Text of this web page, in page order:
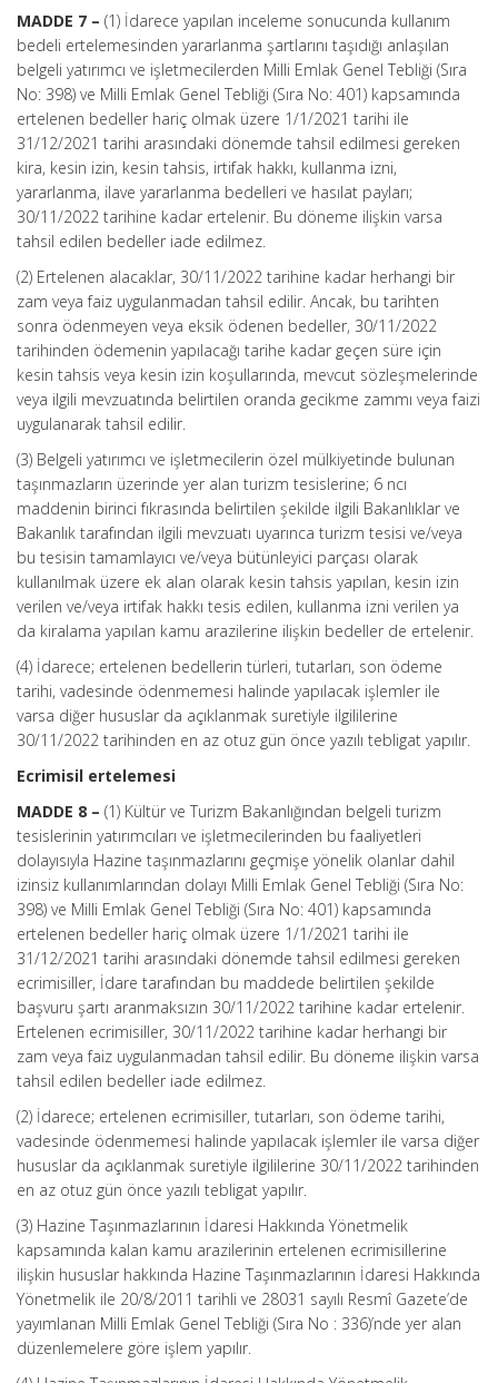
MADDE 7 – (1) İdarece yapılan inceleme sonucunda kullanım
bedeli ertelemesinden yararlanma şartlarını taşıdığı anlaşılan
belgeli yatırımcı ve işletmecilerden Milli Emlak Genel Tebliği (Sıra
No: 398) ve Milli Emlak Genel Tebliği (Sıra No: 401) kapsamında
ertelenen bedeller hariç olmak üzere 1/1/2021 tarihi ile
31/12/2021 tarihi arasındaki dönemde tahsil edilmesi gereken
kira, kesin izin, kesin tahsis, irtifak hakkı, kullanma izni,
yararlanma, ilave yararlanma bedelleri ve hasılat payları;
30/11/2022 tarihine kadar ertelenir. Bu döneme ilişkin varsa
tahsil edilen bedeller iade edilmez.
(2) Ertelenen alacaklar, 30/11/2022 tarihine kadar herhangi bir
zam veya faiz uygulanmadan tahsil edilir. Ancak, bu tarihten
sonra ödenmeyen veya eksik ödenen bedeller, 30/11/2022
tarihinden ödemenin yapılacağı tarihe kadar geçen süre için
kesin tahsis veya kesin izin koşullarında, mevcut sözleşmelerinde
veya ilgili mevzuatında belirtilen oranda gecikme zammı veya faizi
uygulanarak tahsil edilir.
(3) Belgeli yatırımcı ve işletmecilerin özel mülkiyetinde bulunan
taşınmazların üzerinde yer alan turizm tesislerine; 6 ncı
maddenin birinci fıkrasında belirtilen şekilde ilgili Bakanlıklar ve
Bakanlık tarafından ilgili mevzuatı uyarınca turizm tesisi ve/veya
bu tesisin tamamlayıcı ve/veya bütünleyici parçası olarak
kullanılmak üzere ek alan olarak kesin tahsis yapılan, kesin izin
verilen ve/veya irtifak hakkı tesis edilen, kullanma izni verilen ya
da kiralama yapılan kamu arazilerine ilişkin bedeller de ertelenir.
(4) İdarece; ertelenen bedellerin türleri, tutarları, son ödeme
tarihi, vadesinde ödenmemesi halinde yapılacak işlemler ile
varsa diğer hususlar da açıklanmak suretiyle ilgililerine
30/11/2022 tarihinden en az otuz gün önce yazılı tebligat yapılır.
Ecrimisil ertelemesi
MADDE 8 – (1) Kültür ve Turizm Bakanlığından belgeli turizm
tesislerinin yatırımcıları ve işletmecilerinden bu faaliyetleri
dolayısıyla Hazine taşınmazlarını geçmişe yönelik olanlar dahil
izinsiz kullanımlarından dolayı Milli Emlak Genel Tebliği (Sıra No:
398) ve Milli Emlak Genel Tebliği (Sıra No: 401) kapsamında
ertelenen bedeller hariç olmak üzere 1/1/2021 tarihi ile
31/12/2021 tarihi arasındaki dönemde tahsil edilmesi gereken
ecrimisiller, İdare tarafından bu maddede belirtilen şekilde
başvuru şartı aranmaksızın 30/11/2022 tarihine kadar ertelenir.
Ertelenen ecrimisiller, 30/11/2022 tarihine kadar herhangi bir
zam veya faiz uygulanmadan tahsil edilir. Bu döneme ilişkin varsa
tahsil edilen bedeller iade edilmez.
(2) İdarece; ertelenen ecrimisiller, tutarları, son ödeme tarihi,
vadesinde ödenmemesi halinde yapılacak işlemler ile varsa diğer
hususlar da açıklanmak suretiyle ilgililerine 30/11/2022 tarihinden
en az otuz gün önce yazılı tebligat yapılır.
(3) Hazine Taşınmazlarının İdaresi Hakkında Yönetmelik
kapsamında kalan kamu arazilerinin ertelenen ecrimisillerine
ilişkin hususlar hakkında Hazine Taşınmazlarının İdaresi Hakkında
Yönetmelik ile 20/8/2011 tarihli ve 28031 sayılı Resmî Gazete’de
yayımlanan Milli Emlak Genel Tebliği (Sıra No : 336)’nde yer alan
düzenlemelere göre işlem yapılır.